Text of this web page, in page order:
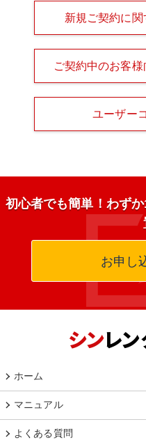
新規ご契約に
ご契約中のお客
ユーザー
初心者でも簡単！わず
お申し
ホーム
マニュアル
よくある質問